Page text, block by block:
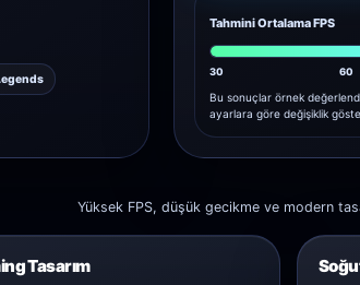
Tahmini Ortalama FPS
30 60
Bu sonuçlar örnek
ayarlara göre değişiklik
Yüksek FPS, düşük gecikme ve modern
Tasarım